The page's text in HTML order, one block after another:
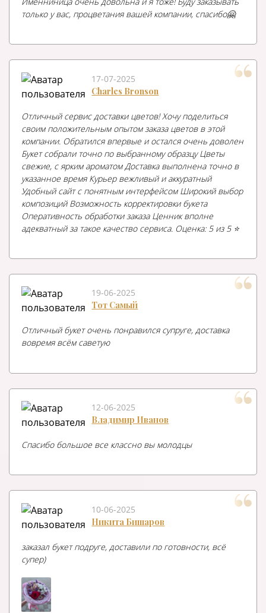
только у вас, процветания вашей компании, спасибо🤗
17-07-2025
Charles Bronson
Отличный сервис доставки цветов! Хочу поделиться
своим положительным опытом заказа цветов в этой
компании. Обратился впервые и остался очень доволен
Букет собрали точно по выбранному образцу Цветы
свежие, с ярким ароматом Доставка выполнена точно в
указанное время Курьер вежливый и аккуратный
Удобный сайт с понятным интерфейсом Широкий выбор
композиций Возможность корректировки букета
Оперативность обработки заказа Ценник вполне
адекватный за такое качество сервиса. Оценка: 5 из 5 ⭐️
19-06-2025
Тот Самый
Отличный букет очень понравился супруге, доставка
вовремя всём саветую
12-06-2025
Владимир Иванов
Спасибо большое все классно вы молодцы
10-06-2025
Никита Бишаров
заказал букет подруге, доставили по готовности, всё
супер)